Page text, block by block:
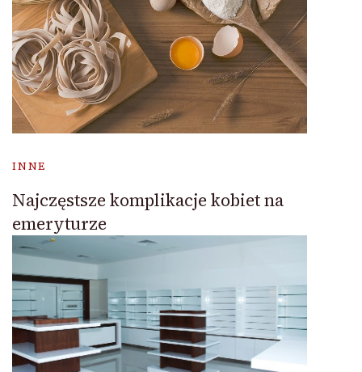
INNE
Najczęstsze komplikacje kobiet na
emeryturze